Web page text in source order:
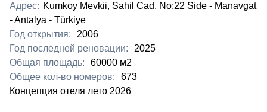
Адрес: Kumkoy Mevkii, Sahil Cad. No:22 Side - Manavgat
- Antalya - Türkiye
Год открытия:
2006
Год последней реновации:
2025
Общая площадь:
60000 м2
Общее кол-во номеров:
673
Концепция отеля лето 2026